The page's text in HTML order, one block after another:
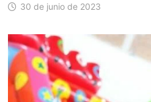
30 de junio de 2023